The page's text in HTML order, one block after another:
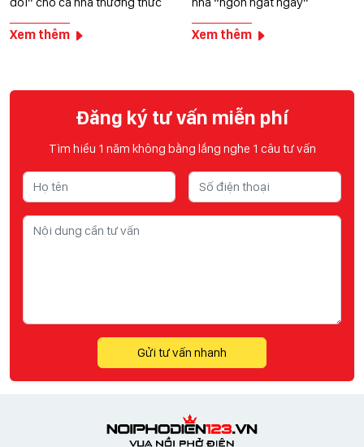
Xem thêm Xem thêm
Đăng ký tư vấn miễn phí
Tìm hiểu 1 năm không bằng lắng nghe 1 câu tư vấn
Gửi tư vấn nhanh